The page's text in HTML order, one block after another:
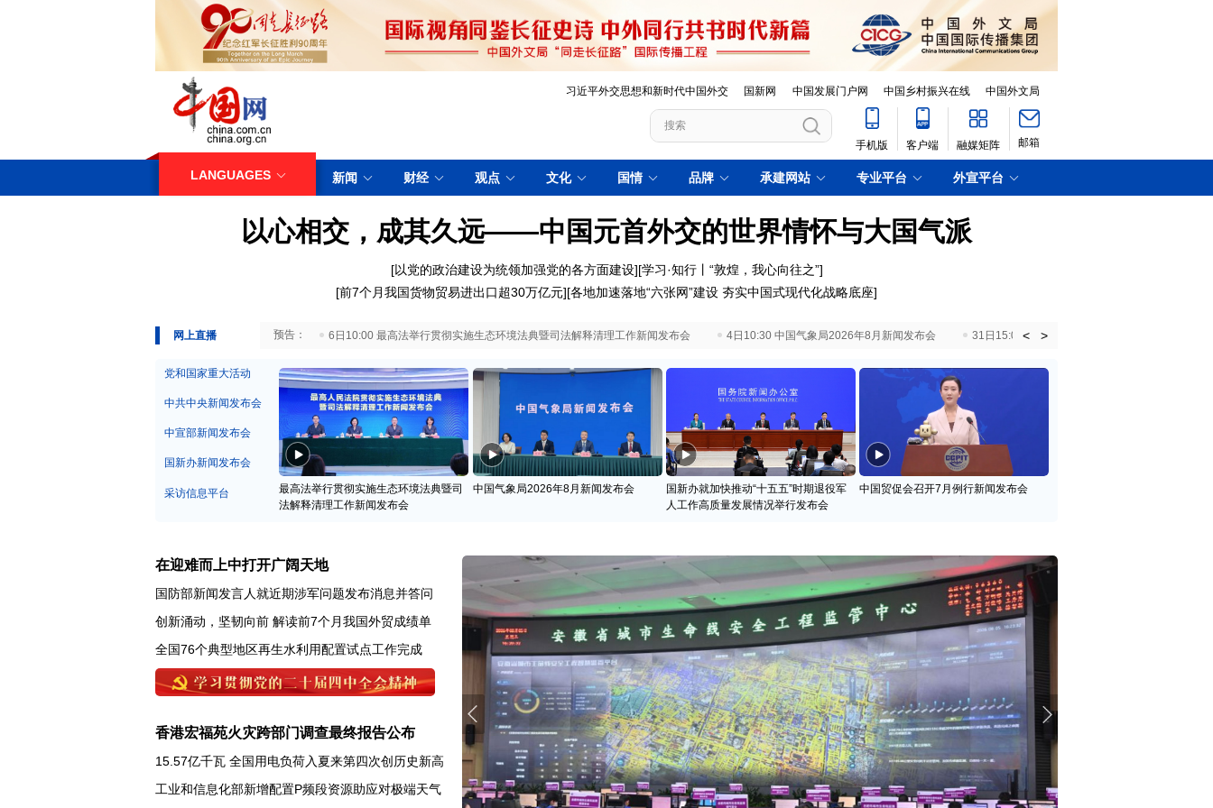
习近平外交思想和新时代中国外交 国新网 中国发展门户网 中国乡村振兴在线 中国外文局
手机版 客户端 融媒矩阵 邮箱
LANGUAGES 新闻 财经 观点 文化 国情 品牌 承建网站 专业平台 外宣平台
以心相交，成其久远——中国元首外交的世界情怀与大国气派
[以党的政治建设为统领加强党的各方面建设][学习·知行丨“敦煌，我心向往之”]
[前7个月我国货物贸易进出口超30万亿元][各地加速落地“六张网”建设 夯实中国式现代化战略底座]
网上直播
29日10:00 国务院台湾事务办公室7月29日举行新闻发布会 6日10:00 最高法举行贯彻实施生态环境法典暨司法解释清理工作新闻发布会 4日10:30 中国气象局2026年8月新闻发布会 31日15:00 国新办就加快推动“十五五”时期退役
< >
党和国家重大活动
中共中央新闻发布会
中宣部新闻发布会
国新办新闻发布会
采访信息平台
最高法举行贯彻实施生态环境法典暨司
法解释清理工作新闻发布会
中国气象局2026年8月新闻发布会
国新办就加快推动“十五五”时期退役军
人工作高质量发展情况举行发布会
中国贸促会召开7月例行新闻发布会
在迎难而上中打开广阔天地
国防部新闻发言人就近期涉军问题发布消息并答问
创新涌动，坚韧向前 解读前7个月我国外贸成绩单
全国76个典型地区再生水利用配置试点工作完成
香港宏福苑火灾跨部门调查最终报告公布
15.57亿千瓦 全国用电负荷入夏来第四次创历史新高
工业和信息化部新增配置P频段资源助应对极端天气